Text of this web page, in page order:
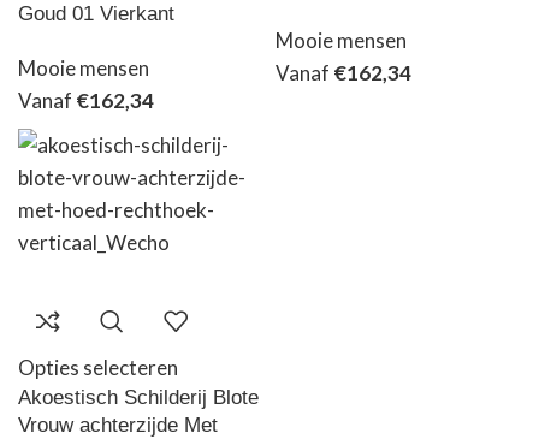
Goud 01 Vierkant
Mooie mensen
Vanaf €162,34
Mooie mensen
Vanaf €162,34
Opties selecteren
Akoestisch Schilderij Blote
Vrouw achterzijde Met